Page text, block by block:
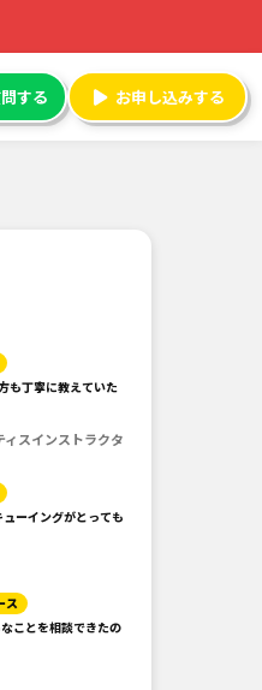
する お申し込みする
も丁寧に教えていた
スインストラクタ
ーイングがとっても
ス
ことを相談できたの